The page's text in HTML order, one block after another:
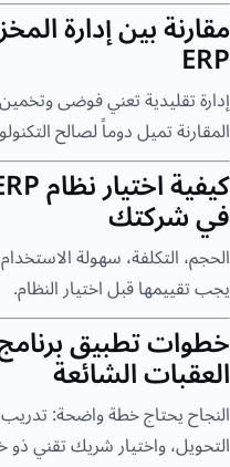
مقارنة بين إدارة
ERP
المقارنة تميل دوماً لصالح
في شركتك
الحجم، التكلفة، سهولة
يجب تقييمها قبل اختيار النظام.
العقبات الشائعة
النجاح يحتاج خطة واضحة:
التحويل، واختيار شريك تقني ذو